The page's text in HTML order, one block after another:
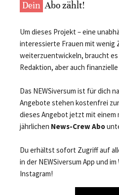
Dein Abo zählt!
Um dieses Projekt – eine
interessierte Frauen mit wenig
weiterzuentwickeln, braucht
Redaktion, aber auch
Das NEWSiversum ist für dich
Angebote stehen kostenfrei
dieses Angebot jetzt mit einem
jährlichen News-Crew Abo
Du erhältst sofort Zugriff auf
in der NEWSiversum App und
Instagram!